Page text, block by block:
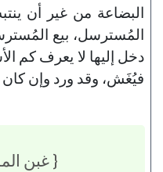
البضاعة من غير أن
المُسترسل، بيع
دخل إليها لا يعرف كم
فيُغَش، وقد ورد وإن
{ غبن